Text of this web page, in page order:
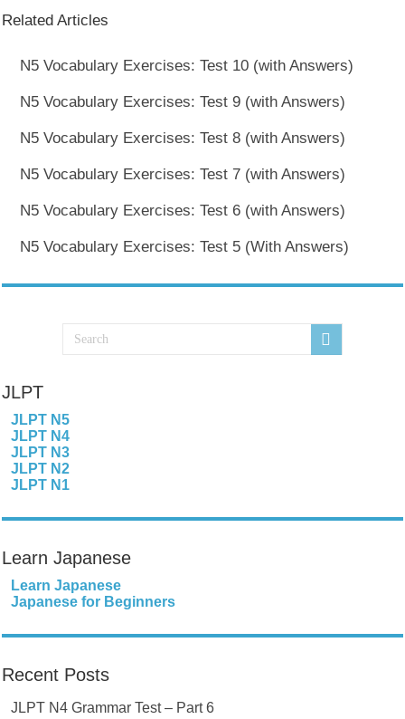
Related Articles
N5 Vocabulary Exercises: Test 10 (with Answers)
N5 Vocabulary Exercises: Test 9 (with Answers)
N5 Vocabulary Exercises: Test 8 (with Answers)
N5 Vocabulary Exercises: Test 7 (with Answers)
N5 Vocabulary Exercises: Test 6 (with Answers)
N5 Vocabulary Exercises: Test 5 (With Answers)
JLPT
JLPT N5
JLPT N4
JLPT N3
JLPT N2
JLPT N1
Learn Japanese
Learn Japanese
Japanese for Beginners
Recent Posts
JLPT N4 Grammar Test – Part 6